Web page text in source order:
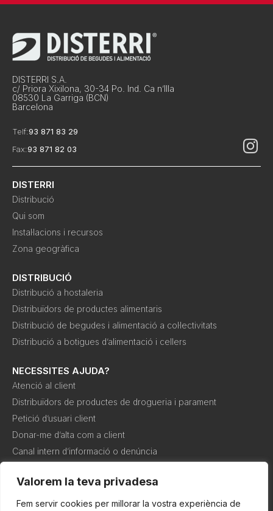
Valorem la teva privadesa
Fem servir cookies per millorar la vostra experiència de
DISTERRI S.A.
c/ Priora Xixilona, 30-34 Po. Ind. Ca n’Illa
08530 La Garriga (BCN)
Barcelona
Telf:93 871 83 29
Fax:93 871 82 03
DISTERRI
Distribució
Qui som
Instal·lacions i recursos
Zona geogràfica
DISTRIBUCIÓ
Distribució a hostaleria
Distribuïdors de productes alimentaris
Distribució de begudes i alimentació a col·lectivitats
Distribució a botigues d’alimentació i cellers
NECESSITES AJUDA?
Atenció al client
Distribuïdors de productes de drogueria i parament
Petició d’usuari client
Donar-me d’alta com a client
Canal intern d’informació o denúncia
cookies
Política de
privadesa
compra